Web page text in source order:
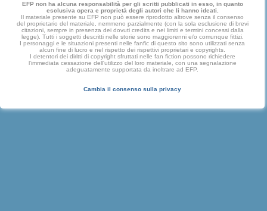
EFP non ha alcuna responsabilità per gli scritti pubblicati in esso, in quanto
esclusiva opera e proprietà degli autori che li hanno ideati.
Il materiale presente su EFP non può essere riprodotto altrove senza il consenso
del proprietario del materiale, nemmeno parzialmente (con la sola esclusione di brevi
citazioni, sempre in presenza dei dovuti credits e nei limiti e termini concessi dalla
legge). Tutti i soggetti descritti nelle storie sono maggiorenni e/o comunque fittizi.
I personaggi e le situazioni presenti nelle fanfic di questo sito sono utilizzati senza
alcun fine di lucro e nel rispetto dei rispettivi proprietari e copyrights.
I detentori dei diritti di copyright sfruttati nelle fan fiction possono richiedere
l'immediata cessazione dell'utilizzo del loro materiale, con una segnalazione
adeguatamente supportata da inoltrare ad EFP.
Cambia il consenso sulla privacy